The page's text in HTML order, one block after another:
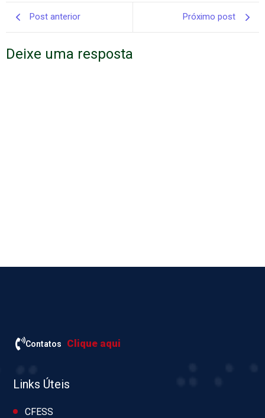
Post anterior Próximo post
Deixe uma resposta
Contatos Clique aqui
Links Úteis
CFESS